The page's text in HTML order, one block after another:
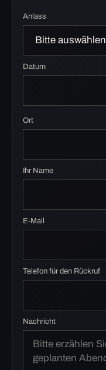
Anlass
Datum
Ort
Ihr Name
E-Mail
Telefon für den Rückruf
Nachricht